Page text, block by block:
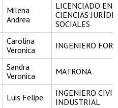
Milena
Andrea
LICENCIADO EN
CIENCIAS
SOCIALES
Carolina
Veronica
INGENIERO
Sandra
Veronica
MATRONA
Luis Felipe
INGENIERO CIVIL
INDUSTRIAL